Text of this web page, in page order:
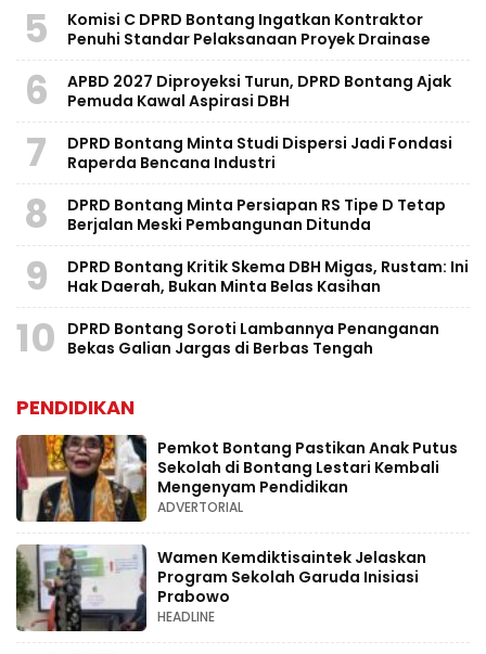
5
Komisi C DPRD Bontang Ingatkan Kontraktor
Penuhi Standar Pelaksanaan Proyek Drainase
6
APBD 2027 Diproyeksi Turun, DPRD Bontang Ajak
Pemuda Kawal Aspirasi DBH
7
DPRD Bontang Minta Studi Dispersi Jadi Fondasi
Raperda Bencana Industri
8
DPRD Bontang Minta Persiapan RS Tipe D Tetap
Berjalan Meski Pembangunan Ditunda
9
DPRD Bontang Kritik Skema DBH Migas, Rustam: Ini
Hak Daerah, Bukan Minta Belas Kasihan
10
DPRD Bontang Soroti Lambannya Penanganan
Bekas Galian Jargas di Berbas Tengah
PENDIDIKAN
Pemkot Bontang Pastikan Anak Putus
Sekolah di Bontang Lestari Kembali
Mengenyam Pendidikan
ADVERTORIAL
Wamen Kemdiktisaintek Jelaskan
Program Sekolah Garuda Inisiasi
Prabowo
HEADLINE